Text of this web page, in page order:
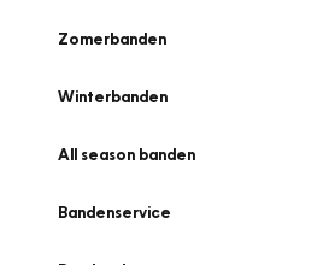
Zomerbanden
Winterbanden
All season banden
Bandenservice